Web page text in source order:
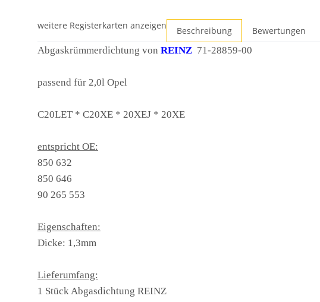
weitere Registerkarten anzeigen Beschreibung Bewertungen
Abgaskrümmerdichtung von REINZ 71-28859-00
passend für 2,0l Opel
C20LET * C20XE * 20XEJ * 20XE
entspricht OE:
850 632
850 646
90 265 553
Eigenschaften:
Dicke: 1,3mm
Lieferumfang:
1 Stück Abgasdichtung REINZ